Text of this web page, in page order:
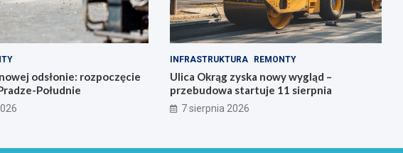
odsłonie: rozpoczęcie
Południe
INFRASTRUKTURA REMONTY
Ulica Okrąg zyska nowy wygląd –
przebudowa startuje 11 sierpnia
7 sierpnia 2026